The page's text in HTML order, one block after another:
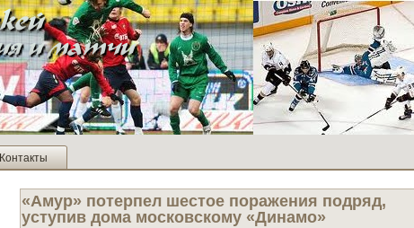
Контакты
«Амур» потерпел шестое поражения подряд,
уступив дома московскому «Динамо»